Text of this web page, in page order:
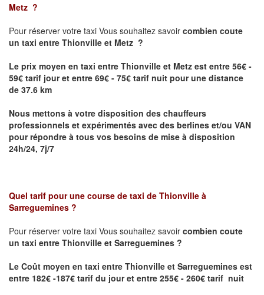
Metz ?
Pour réserver votre taxi Vous souhaitez savoir combien coute
un taxi entre Thionville et Metz ?
Le prix moyen en taxi entre Thionville et Metz est entre 56€ -
59€ tarif jour et entre 69€ - 75€ tarif nuit pour une distance
de 37.6 km
Nous mettons à votre disposition des chauffeurs
professionnels et expérimentés avec des berlines et/ou VAN
pour répondre à tous vos besoins de mise à disposition
24h/24, 7j/7
Quel tarif pour une course de taxi de Thionville à
Sarreguemines ?
Pour réserver votre taxi Vous souhaitez savoir combien coute
un taxi entre Thionville et Sarreguemines ?
Le Coût moyen en taxi entre Thionville et Sarreguemines est
entre 182€ -187€ tarif du jour et entre 255€ - 260€ tarif nuit